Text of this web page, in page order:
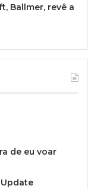
Ballmer, revê a
de eu voar